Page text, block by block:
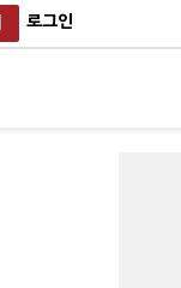
로그인